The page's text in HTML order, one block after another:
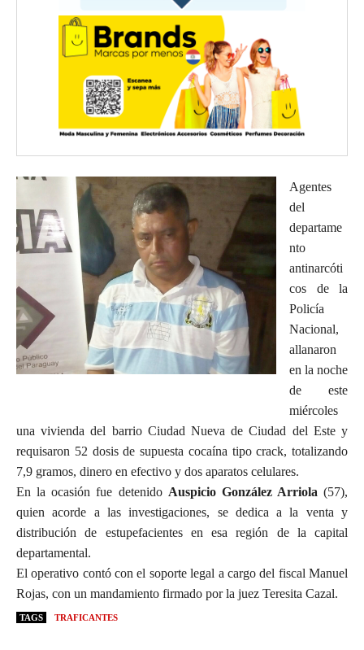
Agentes
del
departame
nto
antinarcóti
cos de la
Policía
Nacional,
allanaron
en la noche
de este
miércoles
una vivienda del barrio Ciudad Nueva de Ciudad del Este y
requisaron 52 dosis de supuesta cocaína tipo crack, totalizando
7,9 gramos, dinero en efectivo y dos aparatos celulares.
En la ocasión fue detenido Auspicio González Arriola (57),
quien acorde a las investigaciones, se dedica a la venta y
distribución de estupefacientes en esa región de la capital
departamental.
El operativo contó con el soporte legal a cargo del fiscal Manuel
Rojas, con un mandamiento firmado por la juez Teresita Cazal.
TAGS TRAFICANTES